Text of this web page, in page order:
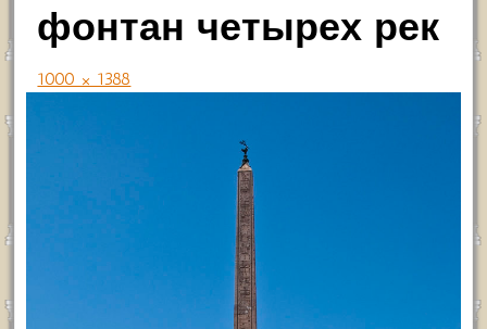
фонтан четырех рек
1000 × 1388